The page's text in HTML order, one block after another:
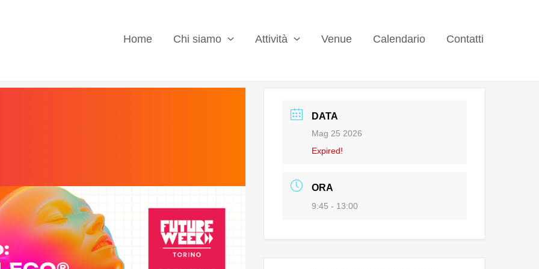
Home Chi siamo Attività Venue Calendario Contatti
DATA
Mag 25 2026
Expired!
ORA
9:45 - 13:00